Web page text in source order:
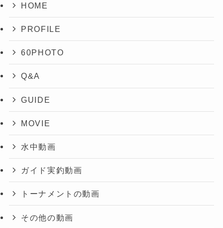
HOME
PROFILE
60PHOTO
Q&A
GUIDE
MOVIE
水中動画
ガイド実釣動画
トーナメントの動画
その他の動画